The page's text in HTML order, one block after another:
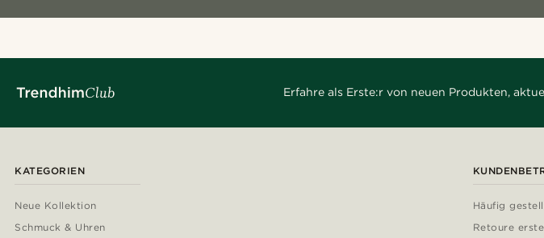
Erfahre als Erste:r von neuen Produkten,
KATEGORIEN
Neue Kollektion
Schmuck & Uhren
Häufig
Retoure